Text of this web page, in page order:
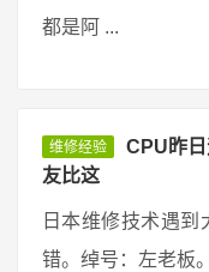
都是阿 ...
维修经验
CPU昨
友比这
日本维修技术遇
错。绰号：左老板